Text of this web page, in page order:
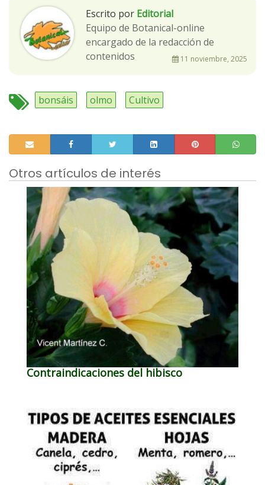
Escrito por Editorial
Equipo de Botanical-online
encargado de la redacción de
contenidos
11 noviembre, 2025
bonsáis olmo Cultivo
Otros artículos de interés
Contraindicaciones del hibisco